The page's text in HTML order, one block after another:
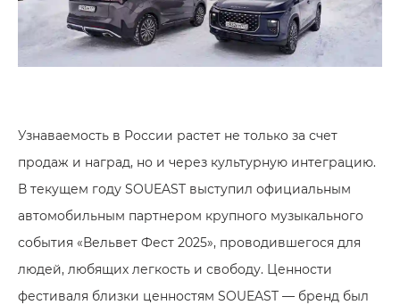
Узнаваемость в России растет не только за счет
продаж и наград, но и через культурную интеграцию.
В текущем году SOUEAST выступил официальным
автомобильным партнером крупного музыкального
события «Вельвет Фест 2025», проводившегося для
людей, любящих легкость и свободу. Ценности
фестиваля близки ценностям SOUEAST — бренд был